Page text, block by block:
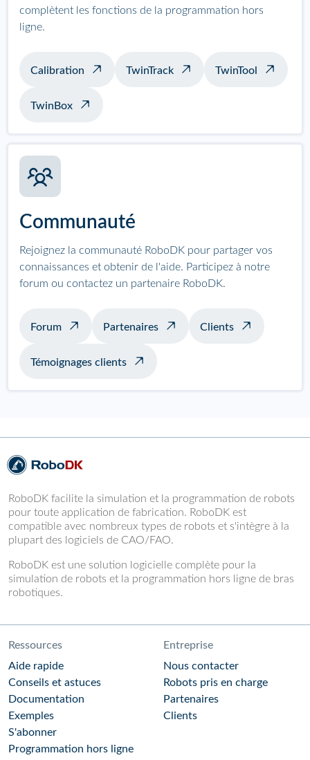
complètent les fonctions de la programmation hors
ligne.
Calibration TwinTrack TwinTool
TwinBox
Communauté
Rejoignez la communauté RoboDK pour partager vos
connaissances et obtenir de l'aide. Participez à notre
forum ou contactez un partenaire RoboDK.
Forum Partenaires Clients
Témoignages clients
RoboDK facilite la simulation et la programmation de robots
pour toute application de fabrication. RoboDK est
compatible avec nombreux types de robots et s'intègre à la
plupart des logiciels de CAO/FAO.
RoboDK est une solution logicielle complète pour la
simulation de robots et la programmation hors ligne de bras
robotiques.
Ressources
Aide rapide
Conseils et astuces
Documentation
Exemples
S'abonner
Programmation hors ligne
Entreprise
Nous contacter
Robots pris en charge
Partenaires
Clients